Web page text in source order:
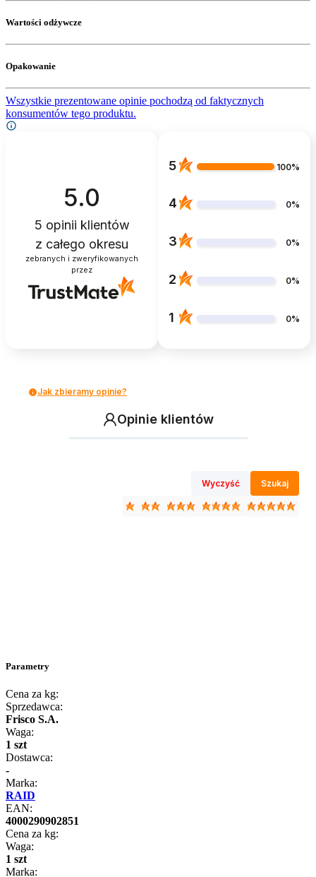
Wartości odżywcze
Opakowanie
Wszystkie prezentowane opinie pochodzą od faktycznych
konsumentów tego produktu.
5.0
5 opinii klientów
z całego okresu
zebranych i zweryfikowanych
przez
5 100%
4 0%
3 0%
2 0%
1 0%
Jak zbieramy opinie?
Opinie klientów
Wyczyść Szukaj
Parametry
Cena za kg:
Sprzedawca:
Frisco S.A.
Waga:
1 szt
Dostawca:
-
Marka:
RAID
EAN:
4000290902851
Cena za kg:
Waga:
1 szt
Marka: